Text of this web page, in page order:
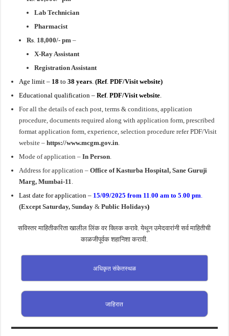
Lab Technician
Pharmacist
Rs. 18,000/- pm –
X-Ray Assistant
Registration Assistant
Age limit – 18 to38 years.(Ref. PDF/Visit website)
Educational qualification –Ref. PDF/Visit website.
For all the details of each post, terms & conditions, application
procedure, documents required along with application form, prescribed
format application form, experience, selection procedure refer PDF/Visit
website –https://www.mcgm.gov.in.
Mode of application –In Person.
Address for application –Office of Kasturba Hospital, Sane Guruji
Marg, Mumbai-11.
Last date for application – 15/09/2025 from 11.00 am to 5.00 pm.
(Except Saturday, Sunday& Public Holidays)
सविस्तर माहितीकरिता खालील लिंक वर क्लिक करावे. येथून उमेदवारांनी सर्व माहितीची
काळजीपूर्वक शहानिशा करावी.
अधिकृत संकेतस्थळ
जाहिरात